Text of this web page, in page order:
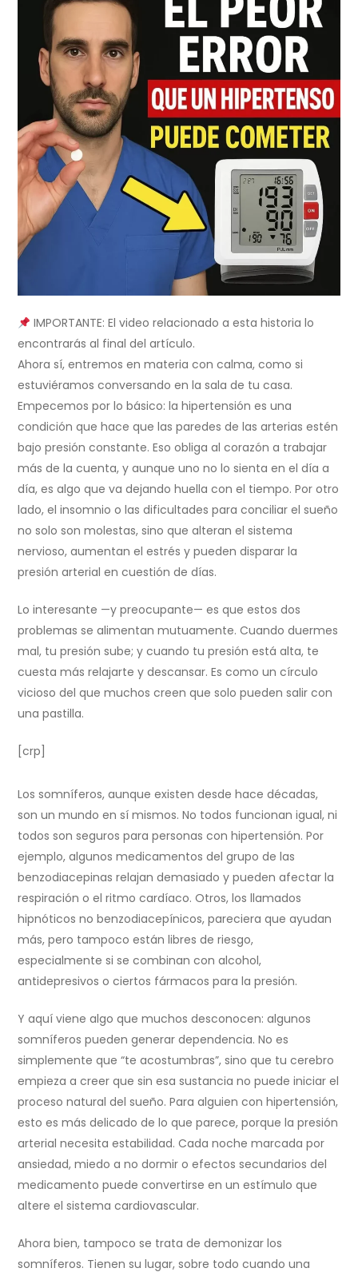
IMPORTANTE: El video relacionado a esta historia lo
encontrarás al final del artículo.
Ahora sí, entremos en materia con calma, como si
estuviéramos conversando en la sala de tu casa.
Empecemos por lo básico: la hipertensión es una
condición que hace que las paredes de las arterias estén
bajo presión constante. Eso obliga al corazón a trabajar
más de la cuenta, y aunque uno no lo sienta en el día a
día, es algo que va dejando huella con el tiempo. Por otro
lado, el insomnio o las dificultades para conciliar el sueño
no solo son molestas, sino que alteran el sistema
nervioso, aumentan el estrés y pueden disparar la
presión arterial en cuestión de días.
Lo interesante —y preocupante— es que estos dos
problemas se alimentan mutuamente. Cuando duermes
mal, tu presión sube; y cuando tu presión está alta, te
cuesta más relajarte y descansar. Es como un círculo
vicioso del que muchos creen que solo pueden salir con
una pastilla.
[crp]
Los somníferos, aunque existen desde hace décadas,
son un mundo en sí mismos. No todos funcionan igual, ni
todos son seguros para personas con hipertensión. Por
ejemplo, algunos medicamentos del grupo de las
benzodiacepinas relajan demasiado y pueden afectar la
respiración o el ritmo cardíaco. Otros, los llamados
hipnóticos no benzodiacepínicos, pareciera que ayudan
más, pero tampoco están libres de riesgo,
especialmente si se combinan con alcohol,
antidepresivos o ciertos fármacos para la presión.
Y aquí viene algo que muchos desconocen: algunos
somníferos pueden generar dependencia. No es
simplemente que “te acostumbras”, sino que tu cerebro
empieza a creer que sin esa sustancia no puede iniciar el
proceso natural del sueño. Para alguien con hipertensión,
esto es más delicado de lo que parece, porque la presión
arterial necesita estabilidad. Cada noche marcada por
ansiedad, miedo a no dormir o efectos secundarios del
medicamento puede convertirse en un estímulo que
altere el sistema cardiovascular.
Ahora bien, tampoco se trata de demonizar los
somníferos. Tienen su lugar, sobre todo cuando una